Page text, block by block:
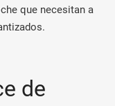
que necesitan a
de